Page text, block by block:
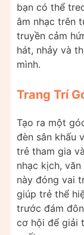
bạn có thể
âm nhạc trên
truyền cảm
hát, nhảy và
mình.
Trang Trí
Tạo ra một
đèn sân khấu
trẻ tham gia
nhạc kịch,
này đóng vai
giúp trẻ thể
trước đám
cơ hội để giải